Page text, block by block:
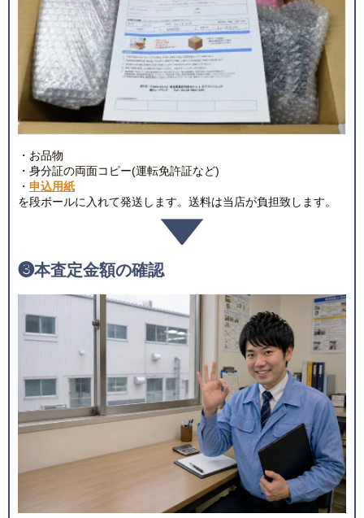
・お品物
・身分証の両面コピー(運転免許証など)
・ 申込用紙
を段ボールに入れて発送します。送料は当店が負担致します。
❸本査定金額の確認